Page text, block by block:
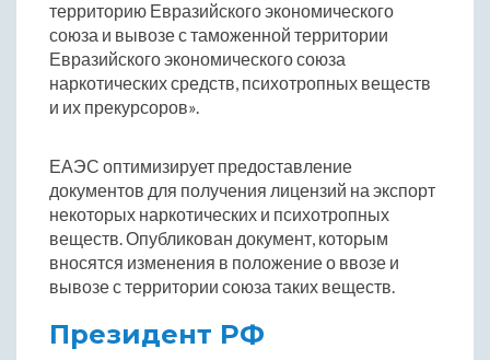
территорию Евразийского экономического
союза и вывозе с таможенной территории
Евразийского экономического союза
наркотических средств, психотропных веществ
и их прекурсоров».
ЕАЭС оптимизирует предоставление
документов для получения лицензий на экспорт
некоторых наркотических и психотропных
веществ. Опубликован документ, которым
вносятся изменения в положение о ввозе и
вывозе с территории союза таких веществ.
Президент РФ